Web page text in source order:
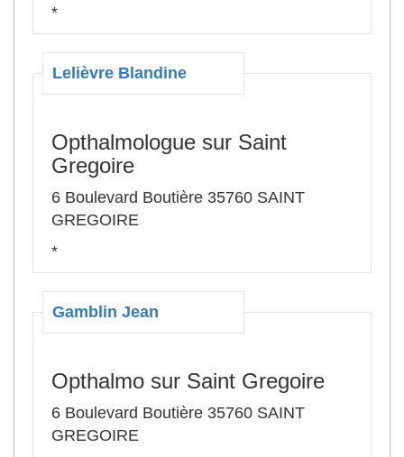
*
Lelièvre Blandine
Opthalmologue sur Saint
Gregoire
6 Boulevard Boutière 35760 SAINT
GREGOIRE
*
Gamblin Jean
Opthalmo sur Saint Gregoire
6 Boulevard Boutière 35760 SAINT
GREGOIRE